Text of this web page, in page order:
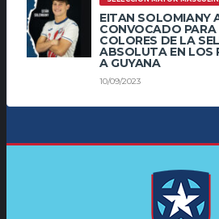
EITAN SOLOMIANY
CONVOCADO PARA
COLORES DE LA
ABSOLUTA EN LOS
A GUYANA
10/09/2023